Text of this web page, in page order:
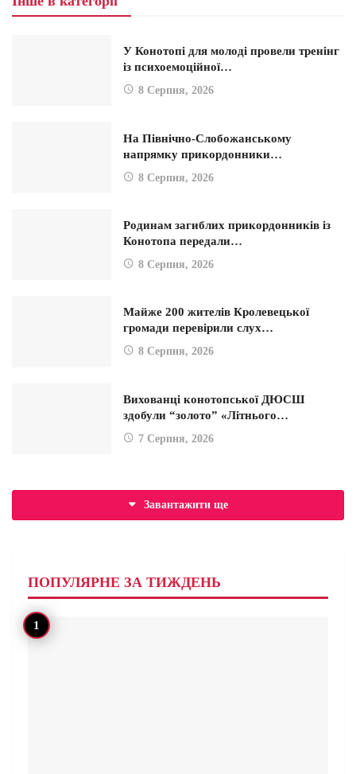
У Конотопі для молоді провели тренінг
із психоемоційної…
8 Серпня, 2026
На Північно-Слобожанському
напрямку прикордонники…
8 Серпня, 2026
Родинам загиблих прикордонників із
Конотопа передали…
8 Серпня, 2026
Майже 200 жителів Кролевецької
громади перевірили слух…
8 Серпня, 2026
Вихованці конотопської ДЮСШ
здобули “золото” «Літнього…
7 Серпня, 2026
Завантажити ще
ПОПУЛЯРНЕ ЗА ТИЖДЕНЬ